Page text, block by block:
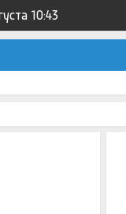
10:43